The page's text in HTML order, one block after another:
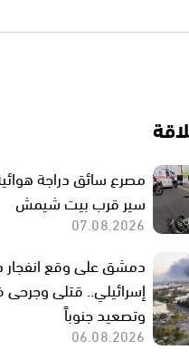
مصرع سائق دراجة
سير قرب بيت شيمش
07.08.2026
دمشق على وقع
إسرائيلي.. قتلى وجرحى
وتصعيد جنوباً
06.08.2026